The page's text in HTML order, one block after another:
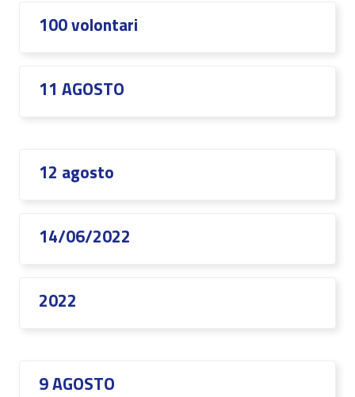
100 volontari
11 AGOSTO
12 agosto
14/06/2022
2022
9 AGOSTO